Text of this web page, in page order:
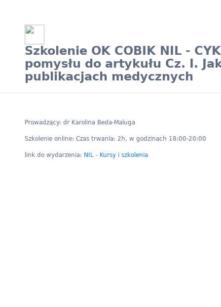
Szkolenie OK COBIK NIL -
pomysłu do artykułu Cz. I.
publikacjach medycznych
Prowadzący: dr Karolina Beda-Maluga
Szkolenie online: Czas trwania: 2h, w godzinach 18:00-20:00
link do wydarzenia: NIL - Kursy i szkolenia